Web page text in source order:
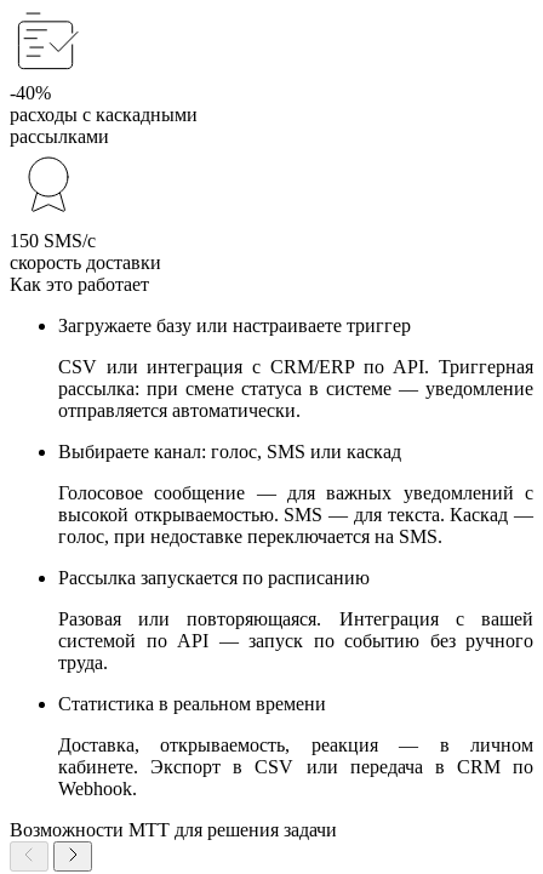
-40%
расходы с каскадными
рассылками
150 SMS/с
скорость доставки
Как это работает
Загружаете базу или настраиваете триггер
CSV или интеграция с CRM/ERP по API. Триггерная
рассылка: при смене статуса в системе — уведомление
отправляется автоматически.
Выбираете канал: голос, SMS или каскад
Голосовое сообщение — для важных уведомлений с
высокой открываемостью. SMS — для текста. Каскад —
голос, при недоставке переключается на SMS.
Рассылка запускается по расписанию
Разовая или повторяющаяся. Интеграция с вашей
системой по API — запуск по событию без ручного
труда.
Статистика в реальном времени
Доставка, открываемость, реакция — в личном
кабинете. Экспорт в CSV или передача в CRM по
Webhook.
Возможности МТТ для решения задачи